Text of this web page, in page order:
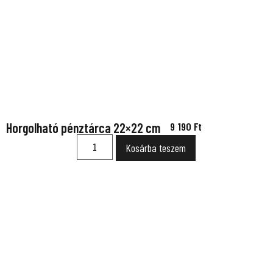
Horgolható pénztárca 22×22 cm 9 190 Ft
Kosárba teszem